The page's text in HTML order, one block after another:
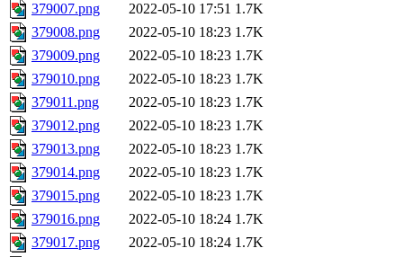
379007.png
2022-05-10 17:51 1.7K
379008.png
2022-05-10 18:23 1.7K
379009.png
2022-05-10 18:23 1.7K
379010.png
2022-05-10 18:23 1.7K
379011.png
2022-05-10 18:23 1.7K
379012.png
2022-05-10 18:23 1.7K
379013.png
2022-05-10 18:23 1.7K
379014.png
2022-05-10 18:23 1.7K
379015.png
2022-05-10 18:23 1.7K
379016.png
2022-05-10 18:24 1.7K
379017.png
2022-05-10 18:24 1.7K